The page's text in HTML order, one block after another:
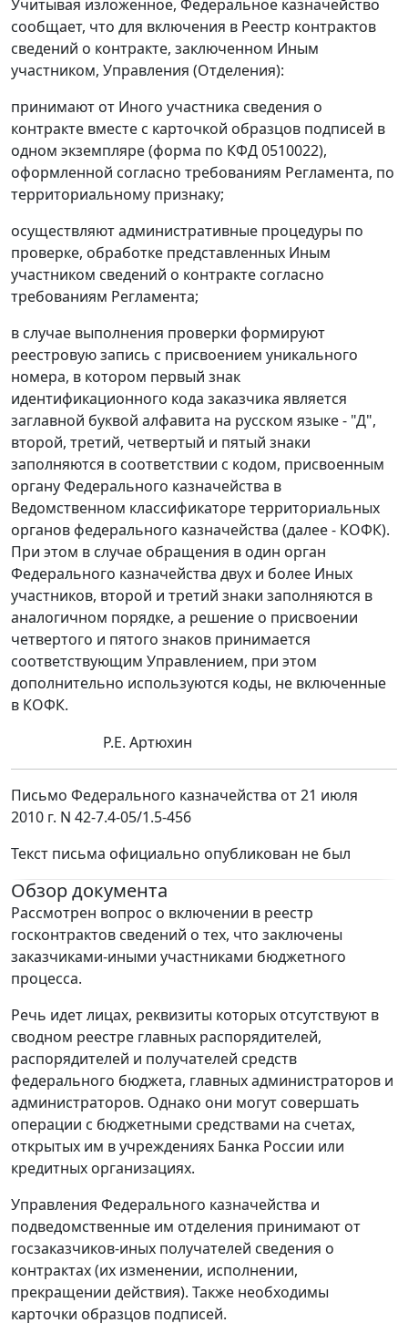
Учитывая изложенное, Федеральное казначейство
сообщает, что для включения в Реестр контрактов
сведений о контракте, заключенном Иным
участником, Управления (Отделения):
принимают от Иного участника сведения о
контракте вместе с карточкой образцов подписей в
одном экземпляре (форма по КФД 0510022),
оформленной согласно требованиям Регламента, по
территориальному признаку;
осуществляют административные процедуры по
проверке, обработке представленных Иным
участником сведений о контракте согласно
требованиям Регламента;
в случае выполнения проверки формируют
реестровую запись с присвоением уникального
номера, в котором первый знак
идентификационного кода заказчика является
заглавной буквой алфавита на русском языке - "Д",
второй, третий, четвертый и пятый знаки
заполняются в соответствии с кодом, присвоенным
органу Федерального казначейства в
Ведомственном классификаторе территориальных
органов федерального казначейства (далее - КОФК).
При этом в случае обращения в один орган
Федерального казначейства двух и более Иных
участников, второй и третий знаки заполняются в
аналогичном порядке, а решение о присвоении
четвертого и пятого знаков принимается
соответствующим Управлением, при этом
дополнительно используются коды, не включенные
в КОФК.
Р.Е. Артюхин
Письмо Федерального казначейства от 21 июля
2010 г. N 42-7.4-05/1.5-456
Текст письма официально опубликован не был
Обзор документа
Рассмотрен вопрос о включении в реестр
госконтрактов сведений о тех, что заключены
заказчиками-иными участниками бюджетного
процесса.
Речь идет лицах, реквизиты которых отсутствуют в
сводном реестре главных распорядителей,
распорядителей и получателей средств
федерального бюджета, главных администраторов и
администраторов. Однако они могут совершать
операции с бюджетными средствами на счетах,
открытых им в учреждениях Банка России или
кредитных организациях.
Управления Федерального казначейства и
подведомственные им отделения принимают от
госзаказчиков-иных получателей сведения о
контрактах (их изменении, исполнении,
прекращении действия). Также необходимы
карточки образцов подписей.